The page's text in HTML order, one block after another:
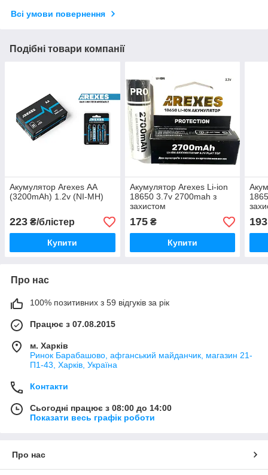
Всі умови повернення
Подібні товари компанії
Акумулятор Arexes АА
(3200mAh) 1.2v (NI-MH)
223 ₴/блістер
Купити
Акумулятор Arexes Li-ion
18650 3.7v 2700mah з
захистом
високострумовий (без
пiптика)
175₴
Купити
193
Про нас
100% позитивних з 59 відгуків за рік
Працює з 07.08.2015
м. Харків
Ринок Барабашово, афганський майданчик, магазин 21-
П1-43, Харків, Україна
Контакти
Сьогодні працює з 08:00 до 14:00
Показати весь графік роботи
Про нас